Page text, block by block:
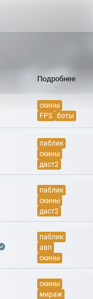
Подробнее
скины
FPS боты
паблик
скины
даст2
паблик
скины
даст2
паблик
авп
скины
скины
мираж